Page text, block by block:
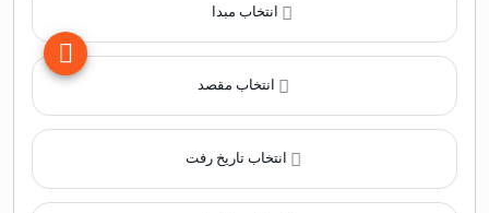
انتخاب مبدا
انتخاب مقصد